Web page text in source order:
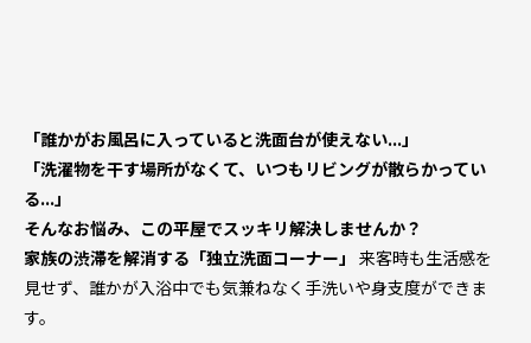
「誰かがお風呂に入っていると洗面台が使えない…」
「洗濯物を干す場所がなくて、いつもリビングが散らかってい
る…」
そんなお悩み、この平屋でスッキリ解決しませんか？
家族の渋滞を解消する「独立洗面コーナー」
来客時も生活感を
見せず、誰かが入浴中でも気兼ねなく手洗いや身支度ができま
す。